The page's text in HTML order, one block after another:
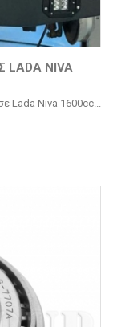
LADA NIVA
Lada Niva 1600cc...